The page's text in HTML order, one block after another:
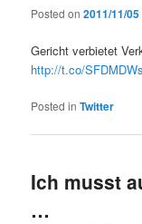
Posted on2011/11/05
Gericht verbietet
http://t.co/
Posted in Twitter
Ich musst
…